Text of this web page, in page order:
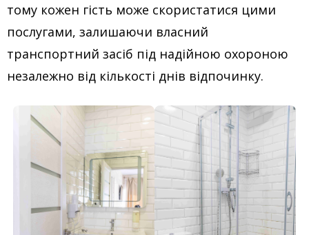
тому кожен гість може скористатися цими
послугами, залишаючи власний
транспортний засіб під надійною охороною
незалежно від кількості днів відпочинку.